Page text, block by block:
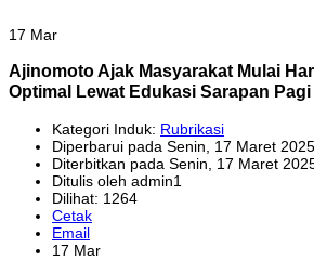
17 Mar
Ajinomoto Ajak Masyarakat Mulai
Optimal Lewat Edukasi Sarapan Pagi
Kategori Induk: Rubrikasi
Diperbarui pada Senin, 17 Maret
Diterbitkan pada Senin, 17 Maret
Ditulis oleh admin1
Dilihat: 1264
Cetak
Email
17 Mar